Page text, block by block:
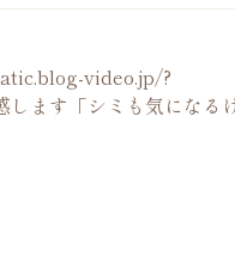
video.jp/?
ます「シミも気になる